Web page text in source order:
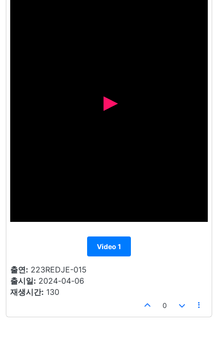
Video 1
출연: 223REDJE-015
출시일: 2024-04-06
재생시간: 130
0